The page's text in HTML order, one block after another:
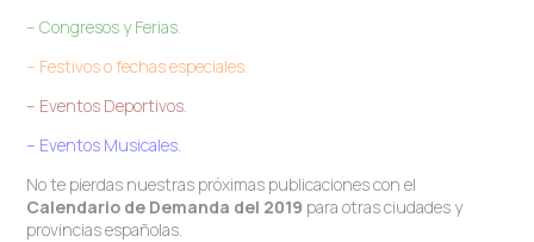
– Congresos y Ferias.
– Festivos o fechas especiales.
– Eventos Deportivos.
– Eventos Musicales.
No te pierdas nuestras próximas publicaciones con el
Calendario de Demanda del 2019 para otras ciudades y
provincias españolas.